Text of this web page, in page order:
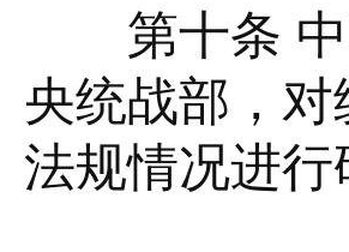
第十条 中
央统战部，
法规情况进